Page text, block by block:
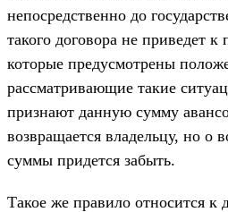
непосредственно до
такого договора не приведет
которые предусмотрены
рассматривающие такие
признают данную сумму
возвращается владельцу, но о
суммы придется забыть.
Такое же правило относится к